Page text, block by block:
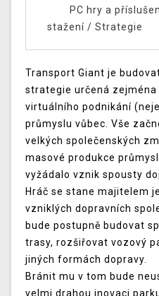
PC hry a
stažení / Strategie
Transport Giant je
strategie určená
virtuálního podnikání
průmyslu vůbec. Vše
velkých společenských
masové produkce
vyžádalo vznik spousty
Hráč se stane majitelem
vzniklých dopravních
bude postupně budovat
trasy, rozšiřovat vozový
jiných formách dopravy.
Bránit mu v tom bude
velmi drahou inovaci